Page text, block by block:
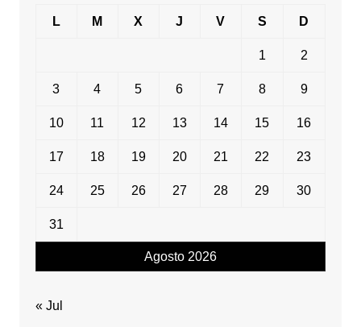
Agosto 2026
L M X J V S D
1 2
3 4 5 6 7 8 9
10 11 12 13 14 15 16
17 18 19 20 21 22 23
24 25 26 27 28 29 30
31
« Jul